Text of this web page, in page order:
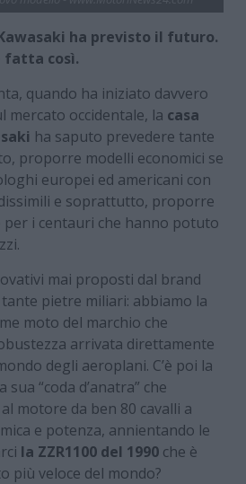
ha previsto il futuro.
fatta così.
quando ha iniziato davvero
mercato occidentale, la casa
ha saputo prevedere tante
proporre modelli economici se
europei ed americani con
e soprattutto, proporre
i centauri che hanno potuto
mai proposti dal brand
pietre miliari: abbiamo la
moto del marchio che
arrivata direttamente
degli aeroplani. C’è poi la
“coda d’anatra” che
motore da ben 80 cavalli a
e potenza, annientando le
la ZZR1100 del 1990 che è
più veloce del mondo?